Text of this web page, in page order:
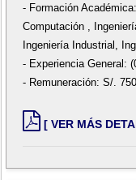
- Formación
Computación ,
Ingeniería Industrial,
- Experiencia General:
- Remuneración: S/.
[ VER MÁS